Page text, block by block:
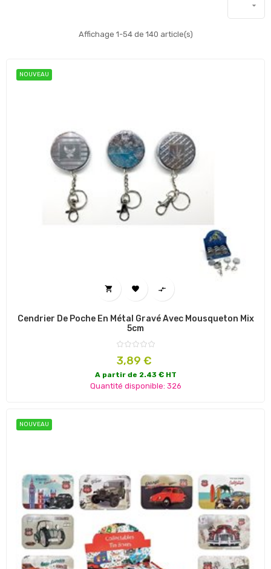

Affichage 1-54 de 140 article(s)
NOUVEAU
  
Cendrier De Poche En Métal Gravé Avec Mousqueton Mix
5cm
Prix
3,89 €
A partir de 2.43 € HT
Quantité disponible: 326
NOUVEAU